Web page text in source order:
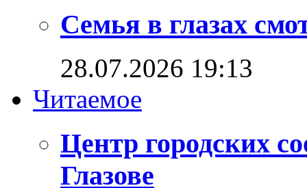
Семья в глазах
28.07.2026 19:13
Читаемое
Центр городских
Глазове